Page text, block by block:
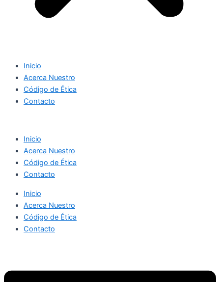
Inicio
Acerca Nuestro
Código de Ética
Contacto
Inicio
Acerca Nuestro
Código de Ética
Contacto
Inicio
Acerca Nuestro
Código de Ética
Contacto